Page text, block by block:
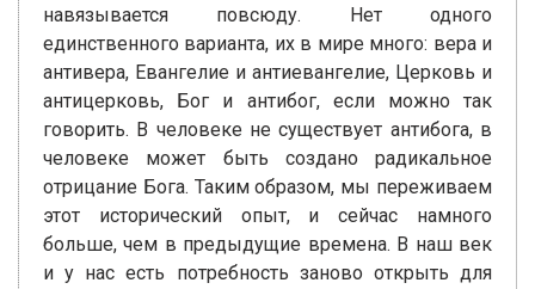
навязывается повсюду. Нет одного
единственного варианта, их в мире много: вера и
антивера, Евангелие и антиевангелие, Церковь и
антицерковь, Бог и антибог, если можно так
говорить. В человеке не существует антибога, в
человеке может быть создано радикальное
отрицание Бога. Таким образом, мы переживаем
этот исторический опыт, и сейчас намного
больше, чем в предыдущие времена. В наш век
и у нас есть потребность заново открыть для